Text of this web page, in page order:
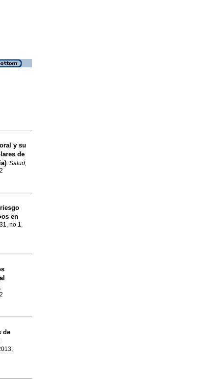
y su
de
. Salud,
en
no.1,
de